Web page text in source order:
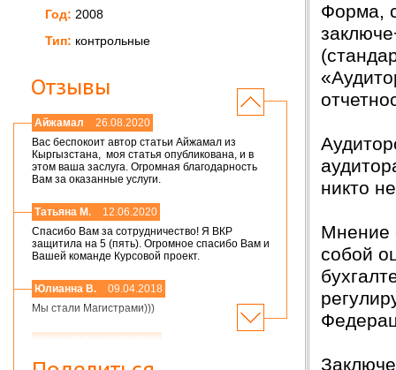
Год: 2008
Тип: контрольные
Отзывы
Айжамал
26.08.2020
Вас беспокоит автор статьи Айжамал из
Кыргызстана, моя статья опубликована, и в
этом ваша заслуга. Огромная благодарность
Вам за оказанные услуги.
Татьяна М.
12.06.2020
Спасибо Вам за сотрудничество! Я ВКР
защитила на 5 (пять). Огромное спасибо Вам и
Вашей команде Курсовой проект.
Юлианна В.
09.04.2018
Мы стали Магистрами)))
Мария,добрый день! Спасибо большое.
Форма,
никто
Мнение
собой